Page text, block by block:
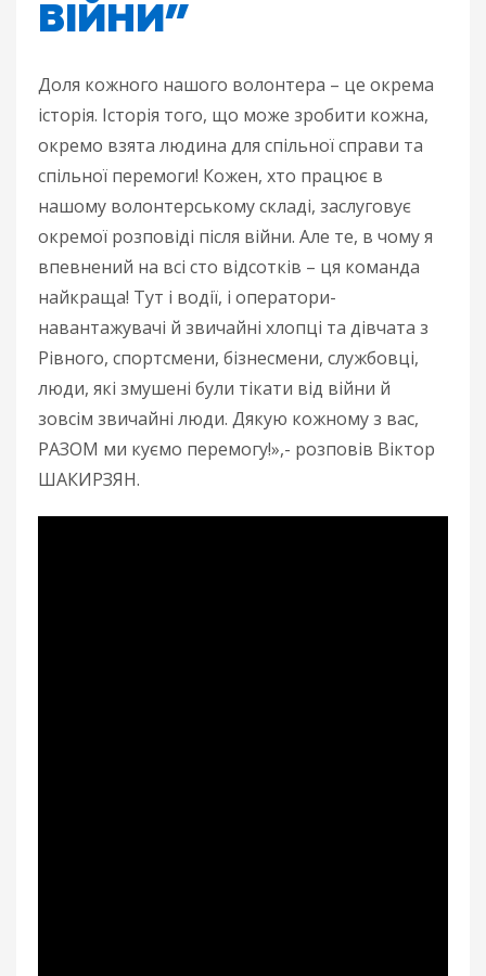
ВІЙНИ”
Доля кожного нашого волонтера – це окрема
історія. Історія того, що може зробити кожна,
окремо взята людина для спільної справи та
спільної перемоги! Кожен, хто працює в
нашому волонтерському складі, заслуговує
окремої розповіді після війни. Але те, в чому я
впевнений на всі сто відсотків – ця команда
найкраща! Тут і водії, і оператори-
навантажувачі й звичайні хлопці та дівчата з
Рівного, спортсмени, бізнесмени, службовці,
люди, які змушені були тікати від війни й
зовсім звичайні люди. Дякую кожному з вас,
РАЗОМ ми куємо перемогу!»,- розповів Віктор
ШАКИРЗЯН.